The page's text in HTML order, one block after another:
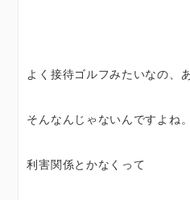
よく接待ゴルフみたいなの、
そんなんじゃないんですよね。
利害関係とかなくって